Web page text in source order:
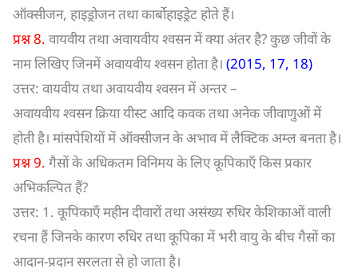
ऑक्सीजन, हाइड्रोजन तथा कार्बोहाइड्रेट होते हैं।
प्रश्न 8. वायवीय तथा अवायवीय श्वसन में क्या अंतर है? कुछ जीवों के
नाम लिखिए जिनमें अवायवीय श्वसन होता है। (2015, 17, 18)
उत्तर: वायवीय तथा अवायवीय श्वसन में अन्तर –
अवायवीय श्वसन क्रिया यीस्ट आदि कवक तथा अनेक जीवाणुओं में
होती है। मांसपेशियों में ऑक्सीजन के अभाव में लैक्टिक अम्ल बनता है।
प्रश्न 9. गैसों के अधिकतम विनिमय के लिए कूपिकाएँ किस प्रकार
अभिकल्पित हैं?
उत्तर: 1. कूपिकाएँ महीन दीवारों तथा असंख्य रुधिर केशिकाओं वाली
रचना हैं जिनके कारण रुधिर तथा कूपिका में भरी वायु के बीच गैसों का
आदान-प्रदान सरलता से हो जाता है।